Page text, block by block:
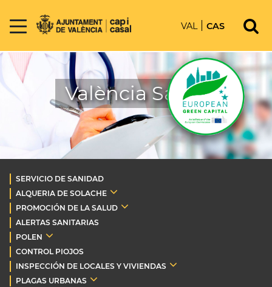
VAL CAS
València Salud
SERVICIO DE SANIDAD
ALQUERIA DE SOLACHE
PROMOCIÓN DE LA SALUD
ALERTAS SANITARIAS
POLEN
CONTROL PIOJOS
INSPECCIÓN DE LOCALES Y VIVIENDAS
PLAGAS URBANAS